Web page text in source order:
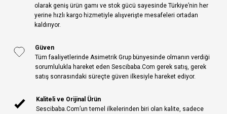
olarak geniş ürün gamı ve stok gücü sayesinde Türkiye’nin her
yerine hızlı kargo hizmetiyle alışverişte mesafeleri ortadan
kaldırıyor.
Güven
Tüm faaliyetlerinde Asimetrik Grup bünyesinde olmanın verdiği
sorumlulukla hareket eden Sescibaba.Com gerek satış, gerek
satış sonrasındaki süreçte güven ilkesiyle hareket ediyor.
Kaliteli ve Orijinal Ürün
Sescibaba.Com’un temel ilkelerinden biri olan kalite, sadece